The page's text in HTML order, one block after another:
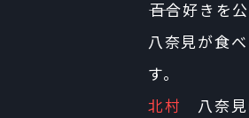
――百合好き
八奈見が食
す。
北村
八奈見